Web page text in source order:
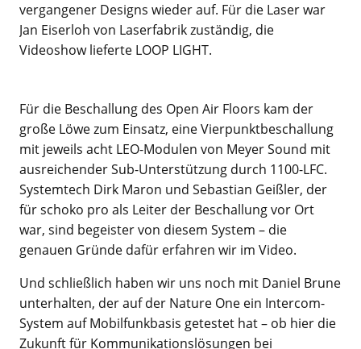
vergangener Designs wieder auf. Für die Laser war
Jan Eiserloh von Laserfabrik zuständig, die
Videoshow lieferte LOOP LIGHT.
Für die Beschallung des Open Air Floors kam der
große Löwe zum Einsatz, eine Vierpunktbeschallung
mit jeweils acht LEO-Modulen von Meyer Sound mit
ausreichender Sub-Unterstützung durch 1100-LFC.
Systemtech Dirk Maron und Sebastian Geißler, der
für schoko pro als Leiter der Beschallung vor Ort
war, sind begeister von diesem System – die
genauen Gründe dafür erfahren wir im Video.
Und schließlich haben wir uns noch mit Daniel Brune
unterhalten, der auf der Nature One ein Intercom-
System auf Mobilfunkbasis getestet hat – ob hier die
Zukunft für Kommunikationslösungen bei